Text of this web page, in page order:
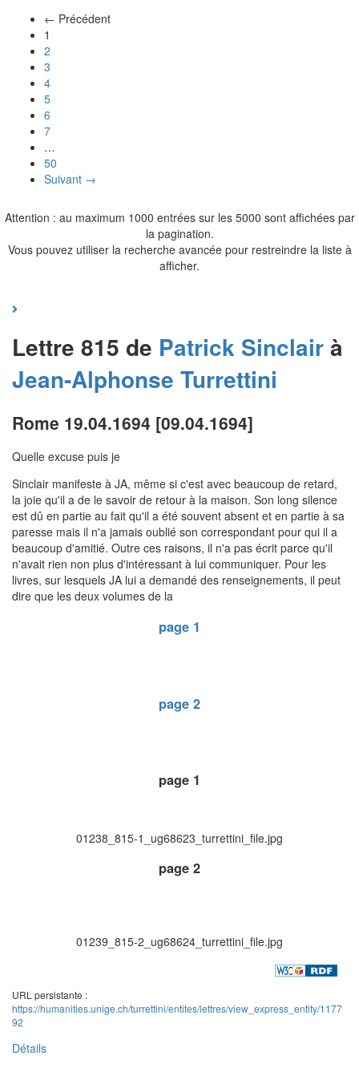
← Précédent
1
2
3
4
5
6
7
…
50
Suivant →
Attention : au maximum 1000 entrées sur les 5000 sont affichées par
la pagination.
Vous pouvez utiliser la recherche avancée pour restreindre la liste à
afficher.
Lettre 815 de Patrick Sinclairà
Jean-Alphonse Turrettini
Rome 19.04.1694 [09.04.1694]
Quelle excuse puis je
Sinclair manifeste à JA, même si c'est avec beaucoup de retard,
la joie qu'il a de le savoir de retour à la maison. Son long silence
est dû en partie au fait qu'il a été souvent absent et en partie à sa
paresse mais il n'a jamais oublié son correspondant pour qui il a
beaucoup d'amitié. Outre ces raisons, il n'a pas écrit parce qu'il
n'avait rien non plus d'intéressant à lui communiquer. Pour les
livres, sur lesquels JA lui a demandé des renseignements, il peut
dire que les deux volumes de la
page 1
page 2
page 1
01238_815-1_ug68623_turrettini_file.jpg
page 2
01239_815-2_ug68624_turrettini_file.jpg
URL persistante :
https://humanities.unige.ch/turrettini/entites/lettres/view_express_entity/1177
92
Détails